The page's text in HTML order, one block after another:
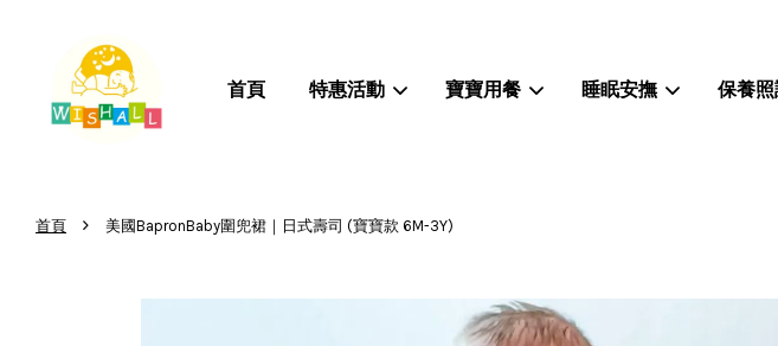
首頁 特惠活動 寶寶用餐 睡眠安撫 保養
首頁 › 美國BapronBaby圍兜裙｜日式壽司 (寶寶款 6M-3Y)